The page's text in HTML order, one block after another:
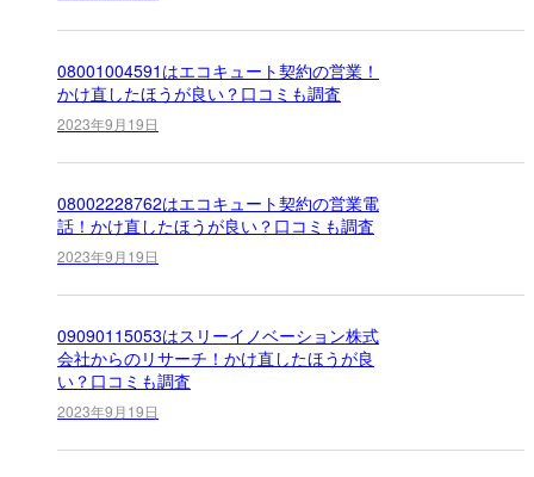
08001004591はエコキュート契約の営業！
かけ直したほうが良い？口コミも調査
2023年9月19日
08002228762はエコキュート契約の営業電
話！かけ直したほうが良い？口コミも調査
2023年9月19日
09090115053はスリーイノベーション株式
会社からのリサーチ！かけ直したほうが良
い？口コミも調査
2023年9月19日